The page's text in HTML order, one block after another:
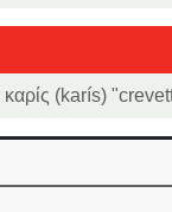
(karís)